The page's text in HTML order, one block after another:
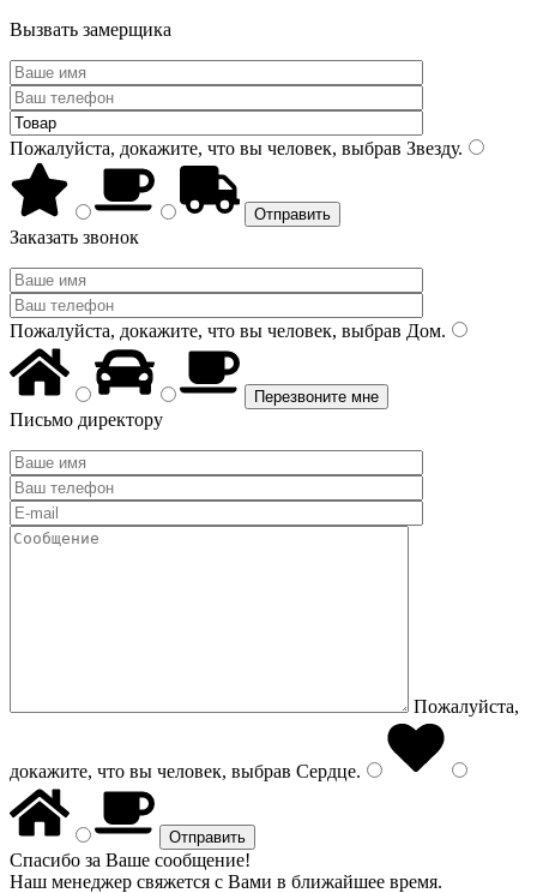
Вызвать замерщика
Пожалуйста, докажите, что вы человек, выбрав Звезду.
Заказать звонок
Пожалуйста, докажите, что вы человек, выбрав Дом.
Письмо директору
Пожалуйста,
докажите, что вы человек, выбрав Сердце.
Спасибо за Ваше сообщение!
Наш менеджер свяжется с Вами в ближайшее время.